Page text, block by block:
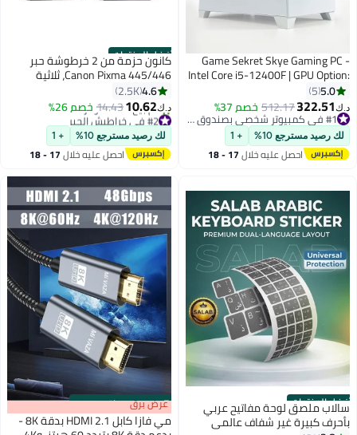
Game Sekret Skye Gaming PC -
Intel Core i5-12400F | GPU Option:
GeForce RTX 3050 / 3060 / 5050
/ 5060 | 16GB DDR4 RAM-1TB
NVMe SSD | Air Cooler-H610 MB-
500W - 650W 80+ PSU | WiFi-
Bluetooth-Windows 11 Pro | Game
Sekret Desktop Computer | 1 Year
5.0
5
د.ك‏322.51
512.17خصم 37%
#1 في كمبيوتر شخصي بصندوق عمودي
لك رصيد مسترجع 10% + 1
احصل عليه خلال 17 - 18
أفضل المنتجات كانون حزمة من 2 خرطوشة حبر
Canon Pixma 445/446، ثلاثية
الألوان وأسود أسود
4.6
2.5K
د.ك‏10.62
14.43خصم 26%
#2 في خراطيش الحبر
باقي 1 وحدات في المخزون
تم بيع +230 مؤخرًا
#2 في خراطيش الحبر
لك رصيد مسترجع 10% + 1
احصل عليه خلال 17 - 18
أفضل المنتجات
سالاب ملصق لوحة مفاتيح عربي
بأحرف كبيرة غير شفاف عالمي
00m:00s
·باقي 100% عرض برق
مي فازا كابل HDMI 2.1 بدقة 8K -